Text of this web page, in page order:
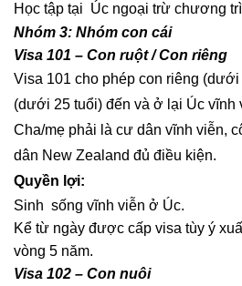
Học tập tại Úc ngoại trừ chương
Nhóm 3: Nhóm con cái
Visa 101 – Con ruột / Con riêng
Visa 101 cho phép con riêng
(dưới 25 tuổi) đến và ở lại Úc vĩnh
Cha/mẹ phải là cư dân vĩnh viễn,
dân New Zealand đủ điều kiện.
Quyền lợi:
Sinh sống vĩnh viễn ở Úc.
Kể từ ngày được cấp visa tùy ý
vòng 5 năm.
Visa 102 – Con nuôi